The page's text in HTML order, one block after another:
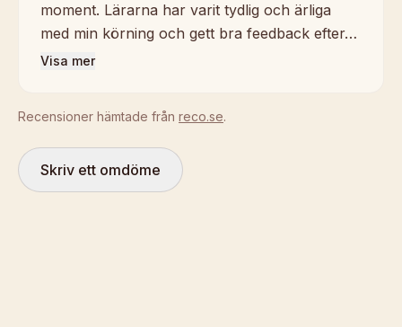
moment. Lärarna har varit tydlig och ärliga
med min körning och gett bra feedback efter…
Visa mer
Recensioner hämtade från reco.se.
Skriv ett omdöme